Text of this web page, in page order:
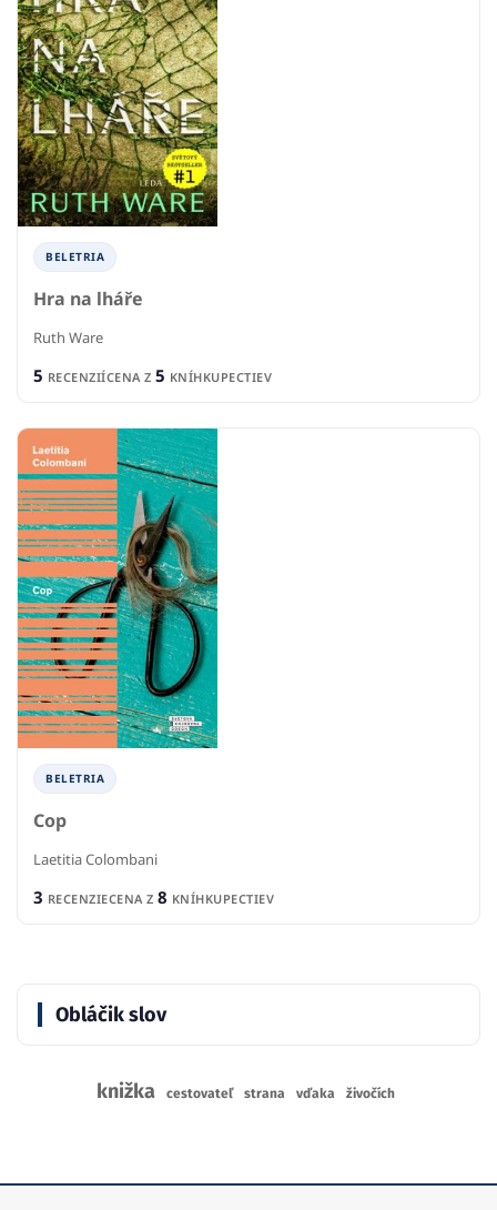
BELETRIA
Hra na lháře
Ruth Ware
5 RECENZIÍCENA Z 5 KNÍHKUPECTIEV
BELETRIA
Cop
Laetitia Colombani
3 RECENZIECENA Z 8 KNÍHKUPECTIEV
Obláčik slov
knižka cestovateľ strana vďaka živočích